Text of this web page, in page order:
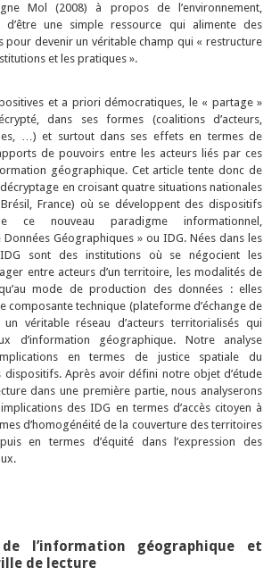
Mol (2008) à propos de l’environnement,
d’être une simple ressource qui alimente des
pour devenir un véritable champ qui « restructure
et les pratiques ».
et a priori démocratiques, le « partage »
dans ses formes (coalitions d’acteurs,
…) et surtout dans ses effets en termes de
de pouvoirs entre les acteurs liés par ces
géographique. Cet article tente donc de
en croisant quatre situations nationales
France) où se développent des dispositifs
ce nouveau paradigme informationnel,
Données Géographiques » ou IDG. Nées dans les
sont des institutions où se négocient les
entre acteurs d’un territoire, les modalités de
mode de production des données : elles
composante technique (plateforme d’échange de
véritable réseau d’acteurs territorialisés qui
d’information géographique. Notre analyse
en termes de justice spatiale du
dispositifs. Après avoir défini notre objet d’étude
dans une première partie, nous analyserons
des IDG en termes d’accès citoyen à
d’homogénéité de la couverture des territoires
en termes d’équité dans l’expression des
l’information géographique et
de lecture